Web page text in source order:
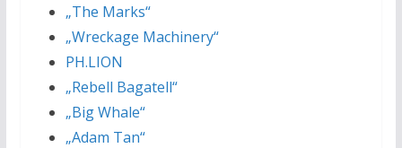
„The Marks“
„Wreckage Machinery“
PH.LION
„Rebell Bagatell“
„Big Whale“
„Adam Tan“